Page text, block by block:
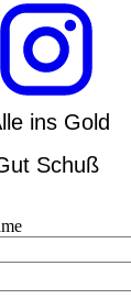
ins Gold
Schuß